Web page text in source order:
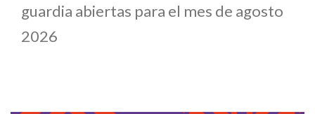
guardia abiertas para el mes de agosto
2026